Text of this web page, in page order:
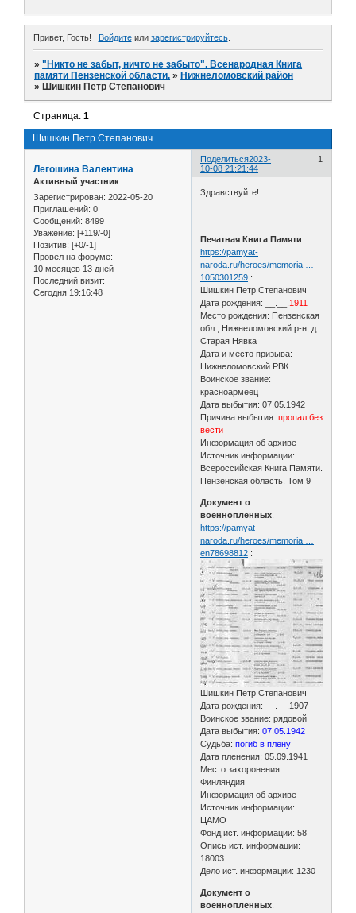
Привет, Гость! Войдитеили зарегистрируйтесь.
»"Никто не забыт, ничто не забыто". Всенародная Книга
памяти Пензенской области. » Нижнеломовский район
» Шишкин Петр Степанович
Шишкин Петр Степанович
Страница:1
Поделиться 1
2023-
10-08 21:21:44
Легошина Валентина
Активный участник
Зарегистрирован: 2022-05-20
Приглашений: 0
Сообщений: 8499
Уважение: [+119/-0]
Позитив: [+0/-1]
Провел на форуме:
10 месяцев 13 дней
Последний визит:
Сегодня 19:16:48
Здравствуйте!
Печатная Книга Памяти
https://pamyat-
naroda.ru/heroes/memoria …
1050301259 :
Шишкин Петр Степанович
Дата рождения: __.__. 1911
Место рождения: Пензенская
обл., Нижнеломовский р-н, д.
Старая Нявка
Дата и место призыва:
Нижнеломовский РВК
Воинское звание:
красноармеец
Дата выбытия: 07.05.1942
Причина выбытия: пропал без
вести
Информация об архиве -
Источник информации:
Всероссийская Книга Памяти.
Пензенская область. Том 9
Документ о
военнопленных
https://pamyat-
naroda.ru/heroes/memoria …
en78698812 :
Шишкин Петр Степанович
Дата рождения: __.__.1907
Воинское звание: рядовой
Дата выбытия:07.05.1942
Судьба: погиб в плену
Дата пленения: 05.09.1941
Место захоронения:
Финляндия
Информация об архиве -
Источник информации:
ЦАМО
Фонд ист. информации: 58
Опись ист. информации:
18003
Дело ист. информации: 1230
Документ о
военнопленных